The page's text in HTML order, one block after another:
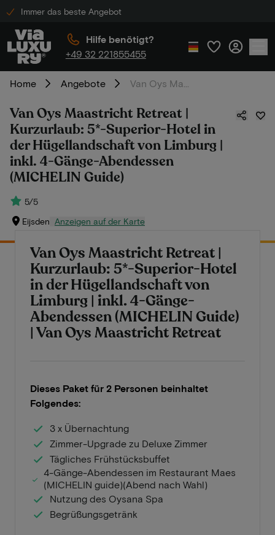
Immer das beste Angebot
Hilfe benötigt?
+49 32 221855455
Home Angebote
Van Oys Maastricht Retreat |
Kurzurlaub: 5*-Superior-Hotel in
der Hügellandschaft von Limburg |
inkl. 4-Gänge-Abendessen
(MICHELIN Guide)
5/5
Eijsden Anzeigen auf der Karte
Van Oys Maastricht Retreat |
Kurzurlaub: 5*-Superior-Hotel
in der Hügellandschaft von
Limburg | inkl. 4-Gänge-
Abendessen (MICHELIN Guide)
| Van Oys Maastricht Retreat
Dieses Paket für 2 Personen beinhaltet
Folgendes:
3 x Übernachtung
Zimmer-Upgrade zu Deluxe Zimmer
Tägliches Frühstücksbuffet
4-Gänge-Abendessen im Restaurant Maes
(MICHELIN guide)(Abend nach Wahl)
Nutzung des Oysana Spa
Begrüßungsgetränk